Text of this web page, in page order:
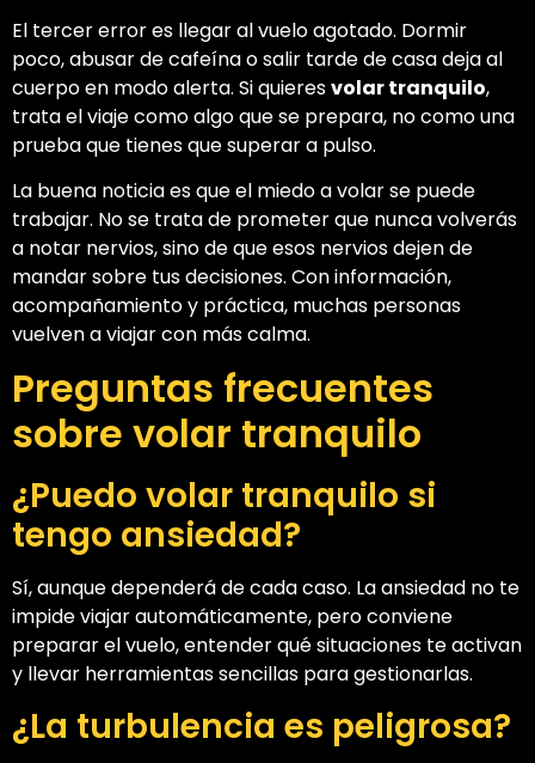
El tercer error es llegar al vuelo agotado. Dormir
poco, abusar de cafeína o salir tarde de casa deja al
cuerpo en modo alerta. Si quieresvolar tranquilo,
trata el viaje como algo que se prepara, no como una
prueba que tienes que superar a pulso.
La buena noticia es que el miedo a volar se puede
trabajar. No se trata de prometer que nunca volverás
a notar nervios, sino de que esos nervios dejen de
mandar sobre tus decisiones. Con información,
acompañamiento y práctica, muchas personas
vuelven a viajar con más calma.
Preguntas frecuentes
sobre volar tranquilo
¿Puedo volar tranquilo si
tengo ansiedad?
Sí, aunque dependerá de cada caso. La ansiedad no te
impide viajar automáticamente, pero conviene
preparar el vuelo, entender qué situaciones te activan
y llevar herramientas sencillas para gestionarlas.
¿La turbulencia es peligrosa?